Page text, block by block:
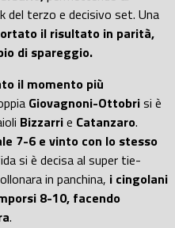
del terzo e decisivo set. Una
il risultato in parità,
di spareggio.
il momento più
Giovagnoni-Ottobrisi è
Bizzarrie Catanzaro.
7-6 e vinto con lo stesso
si è decisa al super tie-
in panchina, i cingolani
8-10, facendo
.